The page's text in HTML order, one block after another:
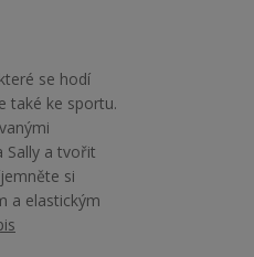
se hodí
také ke sportu.
Sally a tvořit
si
a elastickým